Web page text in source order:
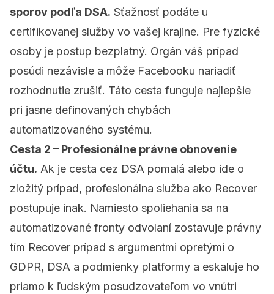
sporov podľa DSA. Sťažnosť podáte u
certifikovanej služby vo vašej krajine. Pre fyzické
osoby je postup bezplatný. Orgán váš prípad
posúdi nezávisle a môže Facebooku nariadiť
rozhodnutie zrušiť. Táto cesta funguje najlepšie
pri jasne definovaných chybách
automatizovaného systému.
Cesta 2 – Profesionálne právne obnovenie
účtu. Ak je cesta cez DSA pomalá alebo ide o
zložitý prípad, profesionálna služba ako Recover
postupuje inak. Namiesto spoliehania sa na
automatizované fronty odvolaní zostavuje právny
tím Recover prípad s argumentmi opretými o
GDPR, DSA a podmienky platformy a eskaluje ho
priamo k ľudským posudzovateľom vo vnútri